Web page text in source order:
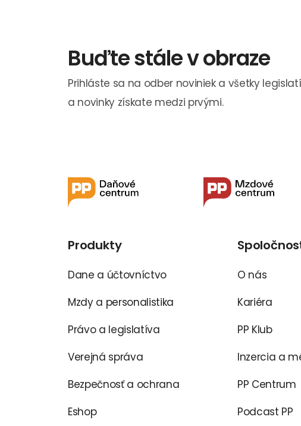
Buďte stále v obraze
Prihláste sa na odber noviniek a všetky
a novinky získate medzi prvými.
Produkty
Dane a účtovníctvo
Mzdy a personalistika
Právo a legislatíva
Verejná správa
Bezpečnosť a ochrana
Eshop
O nás
Kariéra
PP Klub
Inzercia a
PP Centrum
Podcast PP